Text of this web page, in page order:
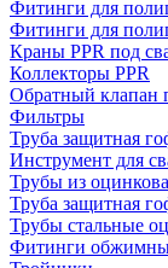
Фитинги для
Фитинги для
Краны PPR под
Коллекторы PPR
Обратный клапан
Фильтры
Труба защитная
Инструмент для
Трубы из
Труба защитная
Трубы стальные
Фитинги